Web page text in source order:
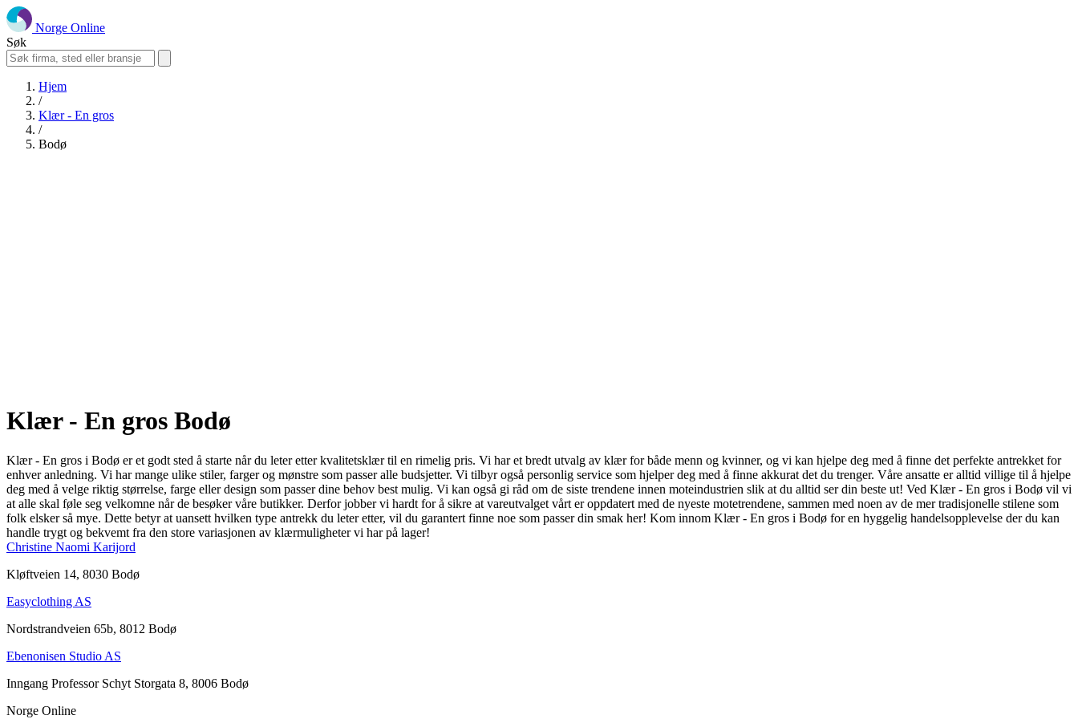
Norge Online
Søk
Hjem
/
Klær - En gros
/
Bodø
Klær - En gros Bodø
Klær - En gros i Bodø er et godt sted å starte når du leter etter kvalitetsklær til en rimelig pris. Vi har et bredt utvalg av klær for både menn og kvinner, og vi kan hjelpe deg med å finne det perfekte antrekket for
enhver anledning. Vi har mange ulike stiler, farger og mønstre som passer alle budsjetter. Vi tilbyr også personlig service som hjelper deg med å finne akkurat det du trenger. Våre ansatte er alltid villige til å hjelpe
deg med å velge riktig størrelse, farge eller design som passer dine behov best mulig. Vi kan også gi råd om de siste trendene innen moteindustrien slik at du alltid ser din beste ut! Ved Klær - En gros i Bodø vil vi
at alle skal føle seg velkomne når de besøker våre butikker. Derfor jobber vi hardt for å sikre at vareutvalget vårt er oppdatert med de nyeste motetrendene, sammen med noen av de mer tradisjonelle stilene som
folk elsker så mye. Dette betyr at uansett hvilken type antrekk du leter etter, vil du garantert finne noe som passer din smak her! Kom innom Klær - En gros i Bodø for en hyggelig handelsopplevelse der du kan
handle trygt og bekvemt fra den store variasjonen av klærmuligheter vi har på lager!
Christine Naomi Karijord
Kløftveien 14, 8030 Bodø
Easyclothing AS
Nordstrandveien 65b, 8012 Bodø
Ebenonisen Studio AS
Inngang Professor Schyt Storgata 8, 8006 Bodø
Norge Online